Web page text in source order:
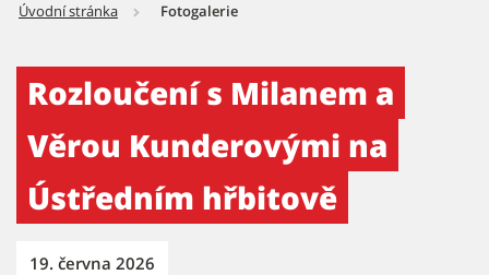
Úvodní stránka Fotogalerie
Rozloučení s Milanem a
Věrou Kunderovými na
Ústředním hřbitově
19. června 2026